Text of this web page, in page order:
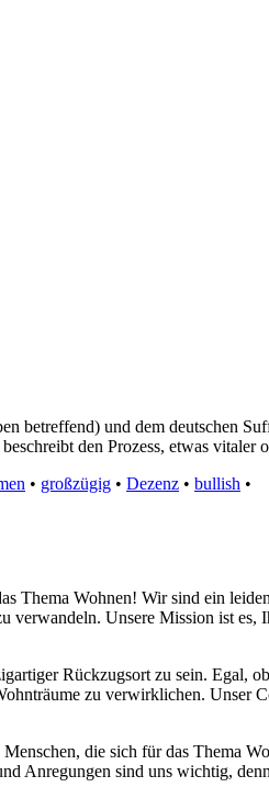
betreffend) und dem deutschen
den Prozess, etwas vitaler
• großzügig • Dezenz • bullish •
Wohnen! Wir sind ein
verwandeln. Unsere Mission ist
Rückzugsort zu sein. Egal,
zu verwirklichen. Unser
die sich für das Thema
Anregungen sind uns wichtig,